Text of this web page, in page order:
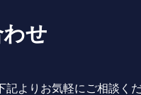
せ
記よりお気軽にご相談く